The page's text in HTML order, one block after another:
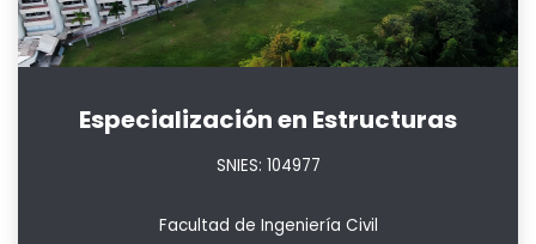
Especialización en Estructuras
SNIES: 104977
Facultad de Ingeniería Civil